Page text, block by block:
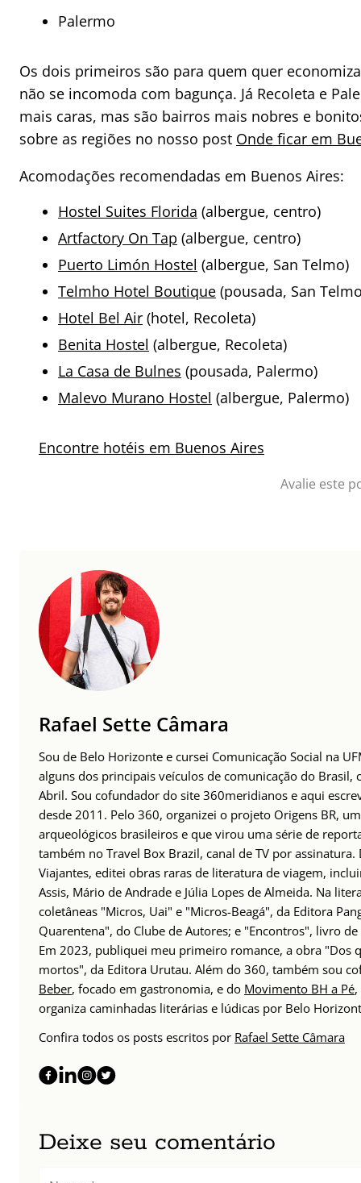
Palermo
Os dois primeiros são para quem quer
não se incomoda com bagunça. Já Recoleta e
mais caras, mas são bairros mais nobres e
sobre as regiões no nosso post Onde ficar em
Acomodações recomendadas em Buenos Aires:
Hostel Suites Florida (albergue, centro)
Artfactory On Tap (albergue, centro)
Puerto Limón Hostel (albergue, San Telmo)
Telmho Hotel Boutique (pousada, San
Hotel Bel Air (hotel, Recoleta)
Benita Hostel (albergue, Recoleta)
La Casa de Bulnes (pousada, Palermo)
Malevo Murano Hostel (albergue, Palermo)
Encontre hotéis em Buenos Aires
Avalie este
Rafael Sette Câmara
Sou de Belo Horizonte e cursei Comunicação Social na
alguns dos principais veículos de comunicação do Brasil,
Abril. Sou cofundador do site 360meridianos e aqui
desde 2011. Pelo 360, organizei o projeto Origens BR,
arqueológicos brasileiros e que virou uma série de
também no Travel Box Brazil, canal de TV por
Viajantes, editei obras raras de literatura de viagem,
Assis, Mário de Andrade e Júlia Lopes de Almeida. Na
coletâneas "Micros, Uai" e "Micros-Beagá", da Editora
Quarentena", do Clube de Autores; e "Encontros", livro
Em 2023, publiquei meu primeiro romance, a obra "Dos
mortos", da Editora Urutau. Além do 360, também sou
Beber, focado em gastronomia, e do Movimento BH a Pé
organiza caminhadas literárias e lúdicas por Belo
Confira todos os posts escritos por Rafael Sette Câmara
Deixe seu comentário